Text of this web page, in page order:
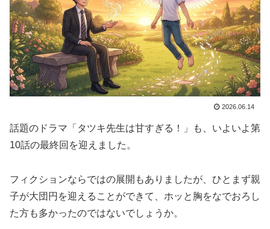
2026.06.14
話題のドラマ「タツキ先生は甘すぎる！」も、いよいよ第
10話の最終回を迎えました。
フィクションならではの展開もありましたが、ひとまず親
子が大団円を迎えることができて、ホッと胸をなでおろし
た方も多かったのではないでしょうか。